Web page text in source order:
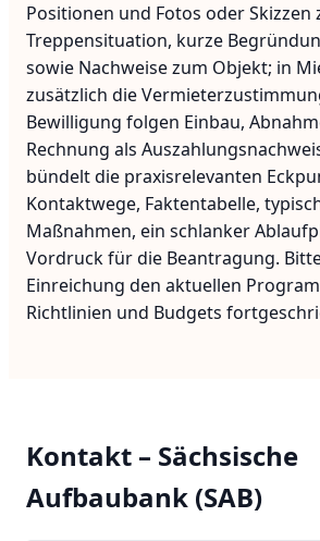
Positionen und Fotos oder Skizzen
Treppensituation, kurze
sowie Nachweise zum Objekt; in
zusätzlich die
Bewilligung folgen Einbau,
Rechnung als
bündelt die praxisrelevanten
Kontaktwege, Faktentabelle,
Maßnahmen, ein schlanker
Vordruck für die Beantragung.
Einreichung den aktuellen
Richtlinien und Budgets
Kontakt – Sächsische
Aufbaubank (SAB)